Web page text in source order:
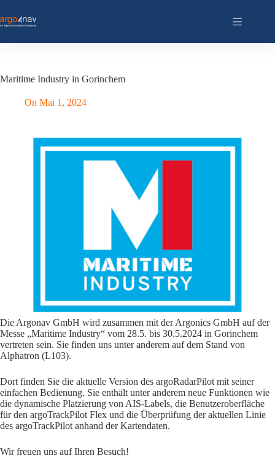
Inhalt
springen
Maritime Industry in Gorinchem
On Mai 1, 2024
Die Argonav GmbH wird zusammen mit der Argonics GmbH auf der
Messe „Maritime Industry“ vom 28.5. bis 30.5.2024 in Gorinchem
vertreten sein. Sie finden uns unter anderem auf dem Stand von
Alphatron (L103).
Dort finden Sie die aktuelle Version des argoRadarPilot mit seiner
einfachen Bedienung. Sie enthält unter anderem neue Funktionen wie
die dynamische Platzierung von AIS-Labels, die Benutzeroberfläche
für den argoTrackPilot Flex und die Überprüfung der aktuellen Linie
des argoTrackPilot anhand der Kartendaten.
Wir freuen uns auf Ihren Besuch!